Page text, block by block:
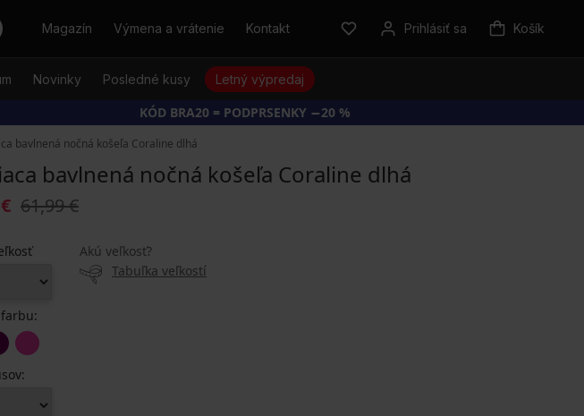
HľadaťMagazín Výmena a vrátenie Kontakt Prihlásiť sa Košík
Novinky Posledné kusy Letný výpredaj
KÓD BRA20 = PODPRSENKY −20 %
bavlnená nočná košeľa Coraline dlhá
bavlnená nočná košeľa Coraline dlhá
61,99 €
Akú veľkosť?
Tabuľka veľkostí